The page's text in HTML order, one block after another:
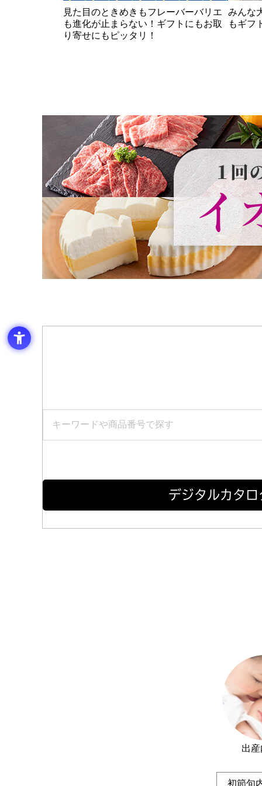
見た目のときめきもフレーバーバリエ
も進化が止まらない！ギフトにもお取
り寄せにもピッタリ！
みんな
もギフ
デジタルカタ
出
初節句